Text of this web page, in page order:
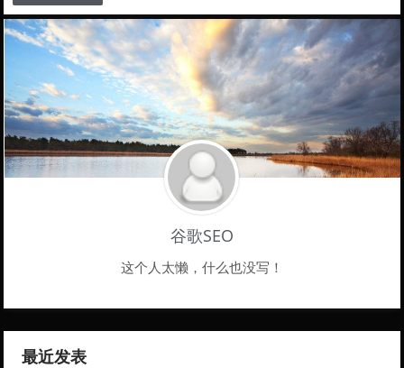
谷歌SEO
这个人太懒，什么也没写！
最近发表